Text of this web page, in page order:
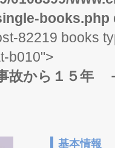
books.php
82219 books
b010">
故から１５年
基本情報